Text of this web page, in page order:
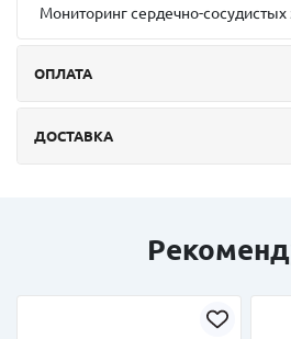
Мониторинг сердечно-
ОПЛАТА
ДОСТАВКА